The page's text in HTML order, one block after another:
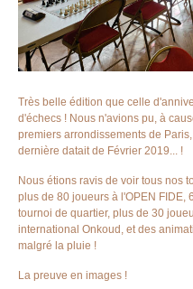
Très belle édition que celle
d'échecs ! Nous n'avions pu, à
premiers arrondissements de
dernière datait de Février 2019... !
Nous étions ravis de voir tous nos
plus de 80 joueurs à l'OPEN FIDE,
tournoi de quartier, plus de 30
international Onkoud, et des
malgré la pluie !
La preuve en images !